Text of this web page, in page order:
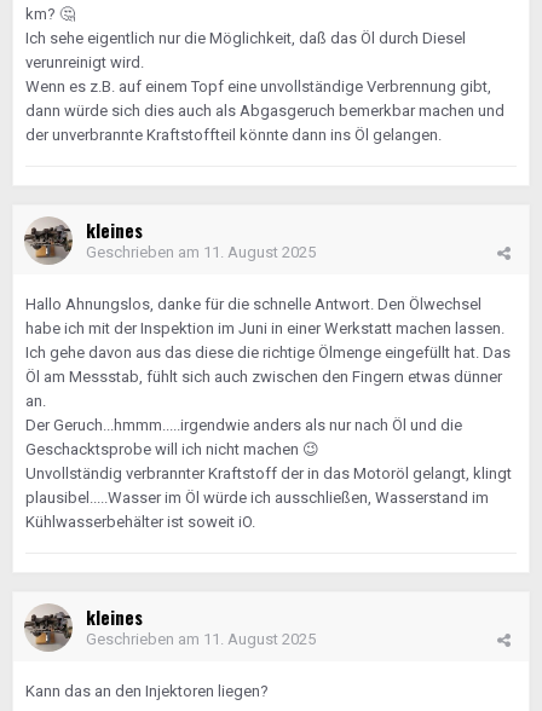
km? 🤔
Ich sehe eigentlich nur die Möglichkeit, daß das Öl durch Diesel
verunreinigt wird.
Wenn es z.B. auf einem Topf eine unvollständige Verbrennung gibt,
dann würde sich dies auch als Abgasgeruch bemerkbar machen und
der unverbrannte Kraftstoffteil könnte dann ins Öl gelangen.
kleines
Geschrieben am 11. August 2025
Hallo Ahnungslos, danke für die schnelle Antwort. Den Ölwechsel
habe ich mit der Inspektion im Juni in einer Werkstatt machen lassen.
Ich gehe davon aus das diese die richtige Ölmenge eingefüllt hat. Das
Öl am Messstab, fühlt sich auch zwischen den Fingern etwas dünner
an.
Der Geruch...hmmm.....irgendwie anders als nur nach Öl und die
Geschacktsprobe will ich nicht machen 😉
Unvollständig verbrannter Kraftstoff der in das Motoröl gelangt, klingt
plausibel.....Wasser im Öl würde ich ausschließen, Wasserstand im
Kühlwasserbehälter ist soweit iO.
kleines
Geschrieben am 11. August 2025
Kann das an den Injektoren liegen?